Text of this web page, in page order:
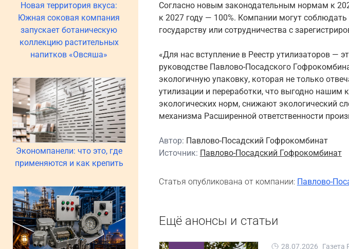
Новая территория вкуса:
Южная соковая компания
запускает ботаническую
коллекцию растительных
напитков «Овсяша»
Экономпанели: что это, где
применяются и как крепить
Согласно новым законодательным нормам к
к 2027 году — 100%. Компании могут
государству или сотрудничества с
«Для нас вступление в Реестр утилизаторов
руководстве Павлово-Посадского
экологичную упаковку, которая не только
утилизации и переработки, что выгодно
экологических норм, снижают экологический
механизма Расширенной ответственности
Автор: Павлово-Посадский Гофрокомбинат
Источник: Павлово-Посадский Гофрокомбинат
Статья опубликована от компании: Павлово-
Ещё анонсы и статьи
28.07.2026 Газета